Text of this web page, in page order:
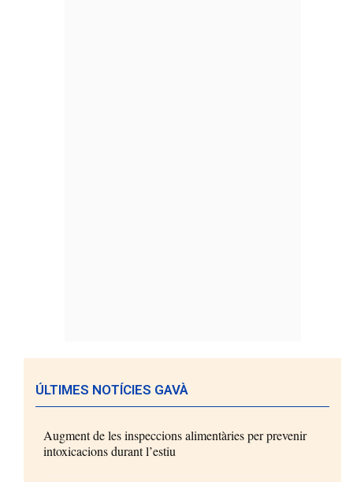
ÚLTIMES NOTÍCIES GAVÀ
Augment de les inspeccions alimentàries per prevenir
intoxicacions durant l’estiu